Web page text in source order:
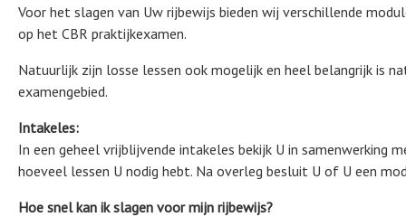
Voor het slagen van Uw rijbewijs bieden wij verschillende
op het CBR praktijkexamen.
Natuurlijk zijn losse lessen ook mogelijk en heel belangrijk is
examengebied.
Intakeles:
In een geheel vrijblijvende intakeles bekijk U in samenwerking
hoeveel lessen U nodig hebt. Na overleg besluit U of U een
Hoe snel kan ik slagen voor mijn rijbewijs?